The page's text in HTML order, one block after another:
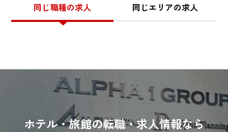
同じ職種の求人 同じエリアの求人
ホテル・旅館の転職・求人情報なら